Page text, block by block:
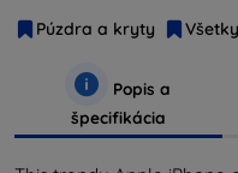
Púzdra a kryty
Popis a
špecifikácia